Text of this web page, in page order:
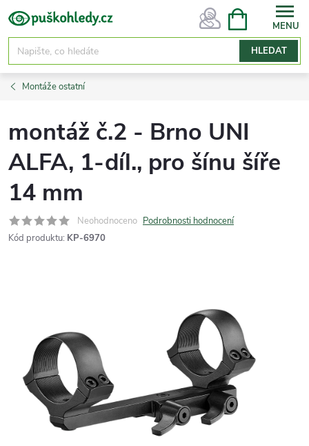
Přejít
na
obsah
HLEDAT
NÁKUPNÍ
Montáže ostatní
montáž č.2 - Brno UNI
ALFA, 1-díl., pro šínu šíře
14 mm
Neohodnoceno Podrobnosti hodnocení
Kód produktu: KP-6970